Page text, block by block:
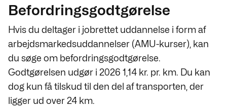
Befordringsgodtgørelse
Hvis du deltager i jobrettet uddannelse i form af
arbejdsmarkedsuddannelser (AMU-kurser), kan
du søge om befordringsgodtgørelse.
Godtgørelsen udgør i 2026 1,14 kr. pr. km. Du kan
dog kun få tilskud til den del af transporten, der
ligger ud over 24 km.